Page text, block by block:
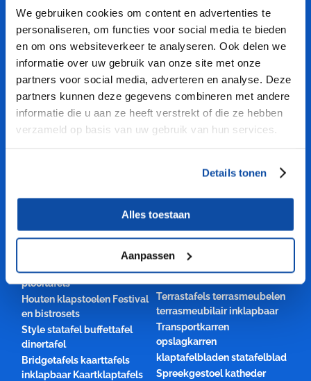
We gebruiken cookies om content en advertenties te
personaliseren, om functies voor social media te bieden
en om ons websiteverkeer te analyseren. Ook delen we
informatie over uw gebruik van onze site met onze
partners voor social media, adverteren en analyse. Deze
partners kunnen deze gegevens combineren met andere
informatie die u aan ze heeft verstrekt of die ze hebben
verzameld op basis van uw gebruik van hun services.
Details tonen
Alles toestaan
Aanpassen
Professionele kwaliteit
Grote voorraden en Snelle levertijden
Maatwerk mogelijk
Mooie aanbiedingen klapmeubelen
Gratis verzending vanaf € 2250,-
1 jaar productgarantie
Scherpe prijzen
Vele VEILIGE betalingsmethoden
Examentafels tentamentafels
Biertafels en bierbanken
plooitafels
Houten klapstoelen Festival
en bistrosets
Style statafel buffettafel
dinertafel
Bridgetafels kaarttafels
inklapbaar Kaartklaptafels
klaptafelonderstel
biertafelframes
bierbankframe
Terrastafels terrasmeubelen
terrasmeubilair inklapbaar
Transportkarren
opslagkarren
klaptafelbladen statafelblad
Spreekgestoel katheder